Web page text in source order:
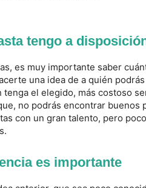
tengo a
es muy importante saber
una idea de a quién
tenga el elegido, más costoso
no podrás encontrar
con un gran talento, pero
es importante